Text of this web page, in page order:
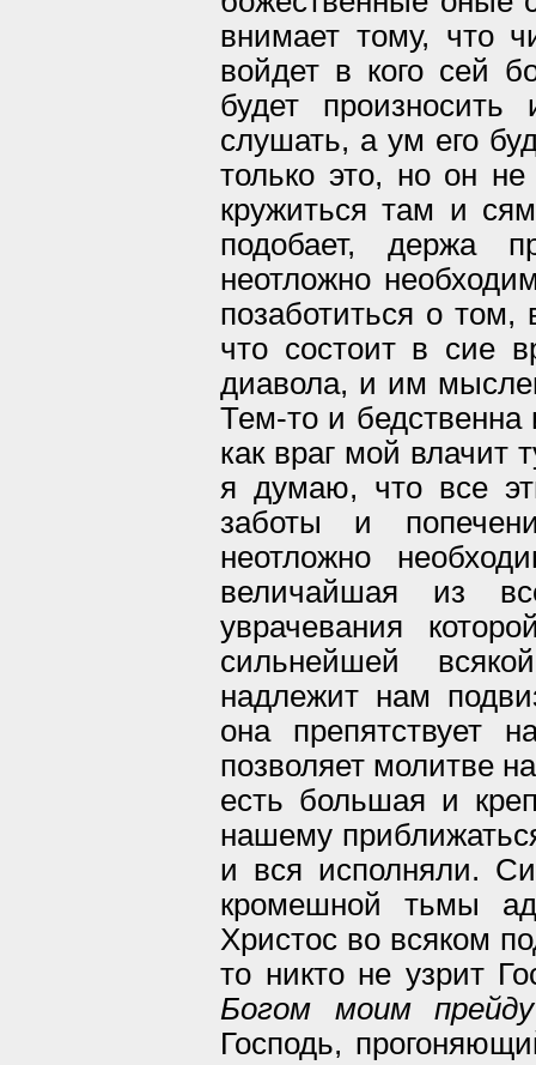
внимает тому, что
войдет в кого сей
будет
слушать, а ум его
только это, но он
кружиться там и
подобает, держа
неотложно
позаботиться о
что состоит в сие
диавола, и им
Тем-то и бедственна
как враг мой влачит
я думаю, что все
заботы и
неотложно
величайшая из
уврачевания
сильнейшей
надлежит нам
она препятствует
позволяет молитве
есть большая и
нашему
и вся исполняли.
кромешной тьмы
Христос во всяком
то никто не узрит
Богом моим
Господь,